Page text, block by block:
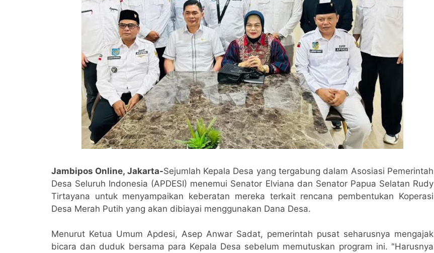
Jambipos Online, Jakarta-Sejumlah Kepala Desa yang tergabung dalam Asosiasi Pemerintah
Desa Seluruh Indonesia (APDESI) menemui Senator Elviana dan Senator Papua Selatan Rudy
Tirtayana untuk menyampaikan keberatan mereka terkait rencana pembentukan Koperasi
Desa Merah Putih yang akan dibiayai menggunakan Dana Desa.
Menurut Ketua Umum Apdesi, Asep Anwar Sadat, pemerintah pusat seharusnya mengajak
bicara dan duduk bersama para Kepala Desa sebelum memutuskan program ini. "Harusnya